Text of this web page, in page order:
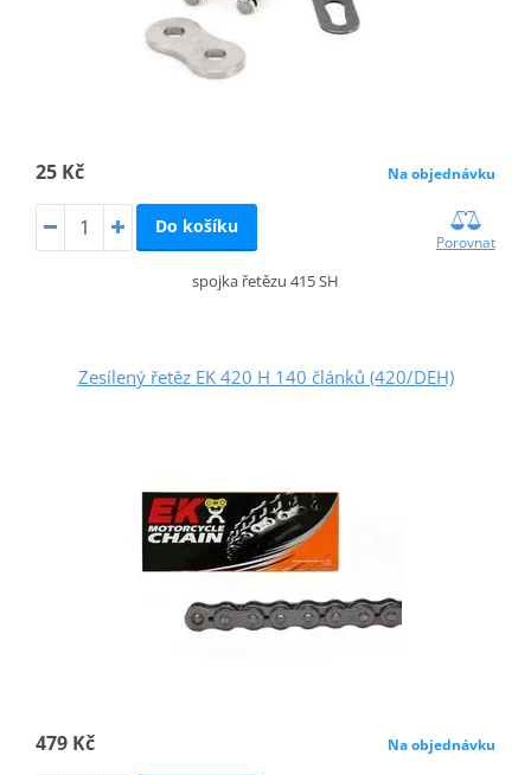
25 Kč Na objednávku
Do košíku
Porovnat
spojka řetězu 415 SH
Zesílený řetěz EK 420 H 140 článků (420/DEH)
479 Kč Na objednávku